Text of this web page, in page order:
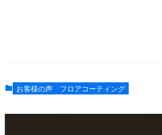
お客様の声 フロアコーティング